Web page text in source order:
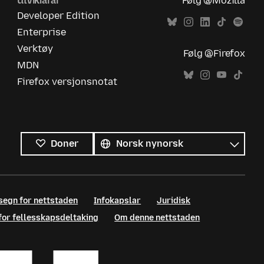
Developer Edition
Enterprise
Verktøy
MDN
Firefox versjonsnotat
Følg @Firefox
Doner
språk
Språk
for nettstaden Infokapslar
Juridisk
fellesskapsdeltaking
Om denne nettstaden